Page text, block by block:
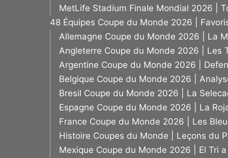
MetLife Stadium Finale Mondial 2026 |
48 Équipes Coupe du Monde 2026 |
Allemagne Coupe du Monde 2026 | La
Angleterre Coupe du Monde 2026 | Les
Argentine Coupe du Monde 2026 |
Belgique Coupe du Monde 2026 |
Bresil Coupe du Monde 2026 | La
Espagne Coupe du Monde 2026 | La
France Coupe du Monde 2026 | Les
Histoire Coupes du Monde | Leçons du
Mexique Coupe du Monde 2026 | El Tri